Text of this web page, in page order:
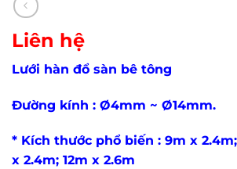
Liên hệ
Lưới hàn đổ sàn bê tông
Đường kính : Ø4mm ~ Ø14mm.
* Kích thước phổ biến : 9m x
x 2.4m; 12m x 2.6m